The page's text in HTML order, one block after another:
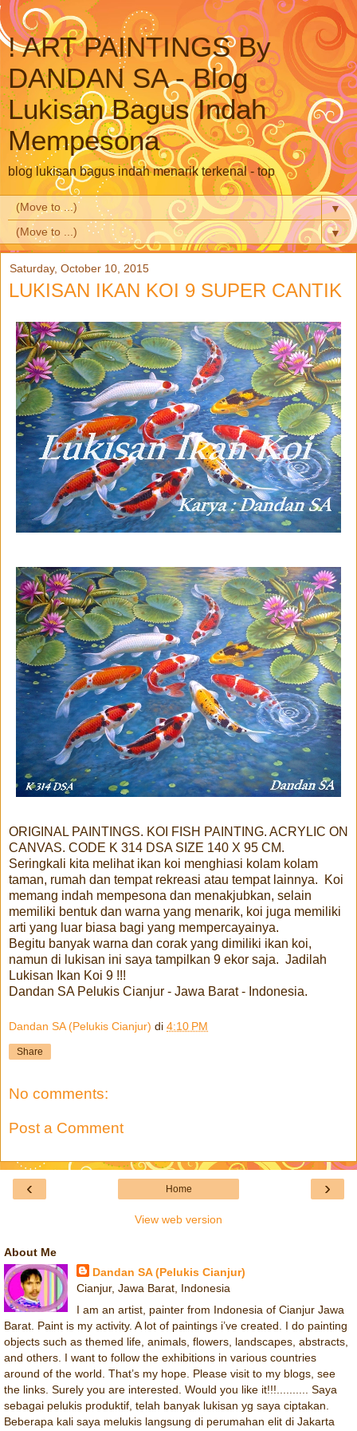
! ART PAINTINGS By
DANDAN SA - Blog
Lukisan Bagus Indah
Mempesona
blog lukisan bagus indah menarik terkenal - top
▼
▼
Saturday, October 10, 2015
LUKISAN IKAN KOI 9 SUPER CANTIK
ORIGINAL PAINTINGS. KOI FISH PAINTING. ACRYLIC ON
CANVAS. CODE K 314 DSA SIZE 140 X 95 CM.
Seringkali kita melihat ikan koi menghiasi kolam kolam
taman, rumah dan tempat rekreasi atau tempat lainnya. Koi
memang indah mempesona dan menakjubkan, selain
memiliki bentuk dan warna yang menarik, koi juga memiliki
arti yang luar biasa bagi yang mempercayainya.
Begitu banyak warna dan corak yang dimiliki ikan koi,
namun di lukisan ini saya tampilkan 9 ekor saja. Jadilah
Lukisan Ikan Koi 9 !!!
Dandan SA Pelukis Cianjur - Jawa Barat - Indonesia.
Dandan SA (Pelukis Cianjur) di 4:10 PM
Share
No comments:
Post a Comment
‹ ›
Home
View web version
About Me
Dandan SA (Pelukis Cianjur)
Cianjur, Jawa Barat, Indonesia
I am an artist, painter from Indonesia of Cianjur Jawa
Barat. Paint is my activity. A lot of paintings i’ve created. I do painting
objects such as themed life, animals, flowers, landscapes, abstracts,
and others. I want to follow the exhibitions in various countries
around of the world. That’s my hope. Please visit to my blogs, see
the links. Surely you are interested. Would you like it!!!.......... Saya
sebagai pelukis produktif, telah banyak lukisan yg saya ciptakan.
Beberapa kali saya melukis langsung di perumahan elit di Jakarta